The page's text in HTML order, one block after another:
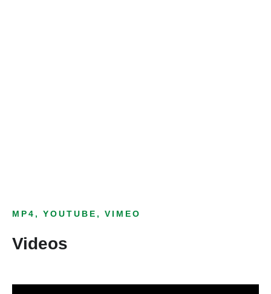
MP4, YOUTUBE, VIMEO
Videos